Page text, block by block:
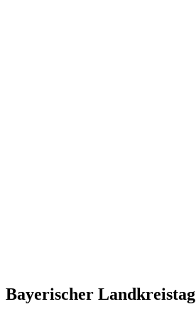
Bayerischer Landkreistag